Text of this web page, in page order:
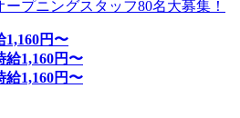
プニングスタッフ80名大募集！
1,160円〜
給1,160円〜
給1,160円〜